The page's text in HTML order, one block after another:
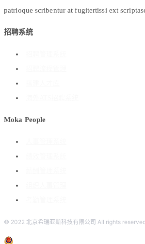
patrioque scribentur at fugitertissi ext
招聘系统
Moka People
© 2022 北京希瑞亚斯科技有限公司 All rights